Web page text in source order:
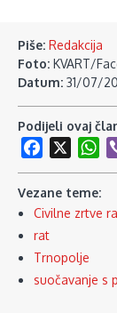
Piše: Redakcija
Foto: KVART/
Datum: 31/07/
Podijeli ovaj
Facebook
Vezane teme:
Civilne zrtve
rat
Trnopolje
suočavanje s